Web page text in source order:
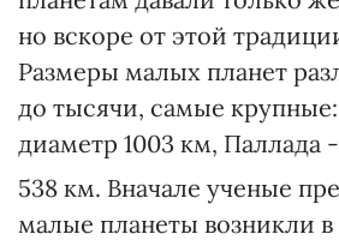
но вскоре от этой
Размеры малых планет
до тысячи, самые
диаметр 1003 км, Паллада
538 км. Вначале ученые
малые планеты возникли в